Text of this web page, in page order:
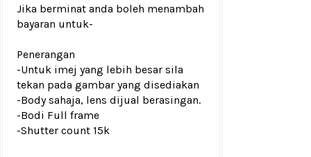
Jika berminat anda boleh menambah
bayaran untuk-
Penerangan
-Untuk imej yang lebih besar sila
tekan pada gambar yang disediakan
-Body sahaja, lens dijual berasingan.
-Bodi Full frame
-Shutter count 15k